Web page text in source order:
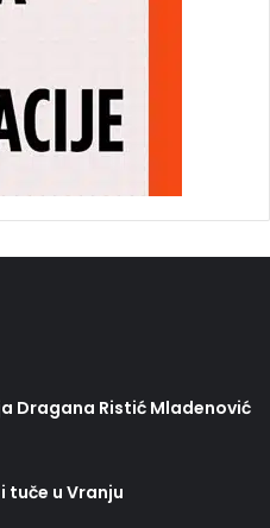
Dragana Ristić Mladenović
tuče u Vranju